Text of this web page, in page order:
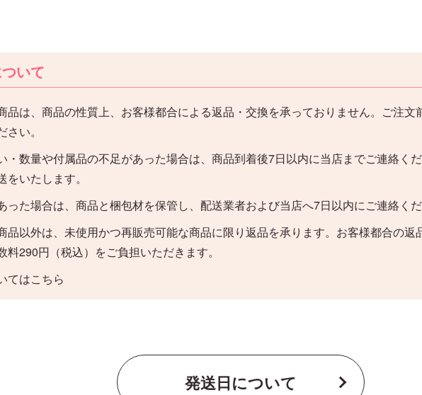
いて
品は、商品の性質上、お客様都合による返品・交換を承っておりません。ご注文
い。
・数量や付属品の不足があった場合は、商品到着後7日以内に当店までご連絡く
いたします。
った場合は、商品と梱包材を保管し、配送業者および当店へ7日以内にご連絡くだ
品以外は、未使用かつ再販売可能な商品に限り返品を承ります。お客様都合の返
料290円（税込）をご負担いただきます。
てはこちら
発送日について